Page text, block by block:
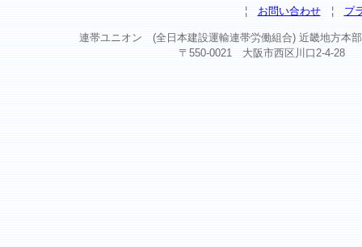
¦ お問い合わせ¦ プ
連帯ユニオン (全日本建設運輸連帯労働組合) 近畿地方
〒550-0021 大阪市西区川口2-4-28